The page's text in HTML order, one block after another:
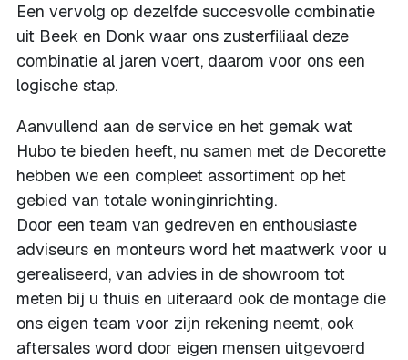
Een vervolg op dezelfde succesvolle combinatie
uit Beek en Donk waar ons zusterfiliaal deze
combinatie al jaren voert, daarom voor ons een
logische stap.
Aanvullend aan de service en het gemak wat
Hubo te bieden heeft, nu samen met de Decorette
hebben we een compleet assortiment op het
gebied van totale woninginrichting.
Door een team van gedreven en enthousiaste
adviseurs en monteurs word het maatwerk voor u
gerealiseerd, van advies in de showroom tot
meten bij u thuis en uiteraard ook de montage die
ons eigen team voor zijn rekening neemt, ook
aftersales word door eigen mensen uitgevoerd